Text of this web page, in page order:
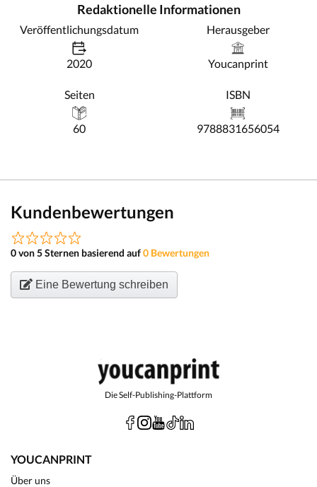
Redaktionelle Informationen
Veröffentlichungsdatum
2020
Herausgeber
Youcanprint
Seiten
60
ISBN
9788831656054
Kundenbewertungen
0 von 5 Sternen basierend auf0 Bewertungen
Eine Bewertung schreiben
Die Self-Publishing-Plattform
YOUCANPRINT
Über uns